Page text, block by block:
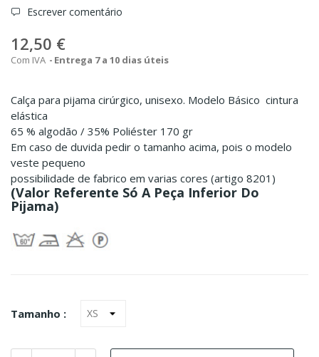
Escrever comentário
12,50 €
Com IVA Entrega 7 a 10 dias úteis
Calça para pijama cirúrgico, unisexo. Modelo Básico cintura
elástica
65 % algodão / 35% Poliéster 170 gr
Em caso de duvida pedir o tamanho acima, pois o modelo
veste pequeno
possibilidade de fabrico em varias cores (artigo 8201)
(Valor Referente Só A Peça Inferior Do
Pijama)
Tamanho :